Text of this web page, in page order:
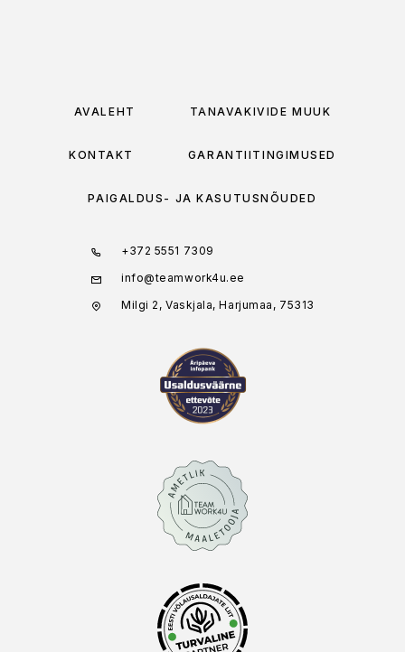
AVALEHT TÄNAVAKIVIDE MÜÜK
KONTAKT GARANTIITINGIMUSED
PAIGALDUS- JA KASUTUSNÕUDED
+372 5551 7309
info@teamwork4u.ee
Milgi 2, Vaskjala, Harjumaa, 75313